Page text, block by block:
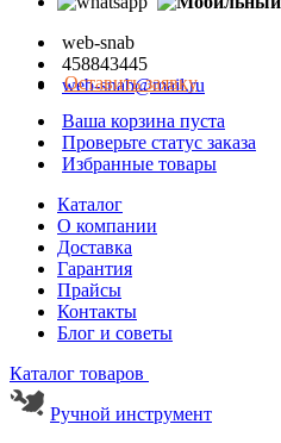
web-snab
458843445
web-snab@mail.ru
Оставить заявку
Ваша корзина пуста
Проверьте статус заказа
Избранные товары
Каталог
О компании
Доставка
Гарантия
Прайсы
Контакты
Блог и советы
Каталог товаров
Ручной инструмент